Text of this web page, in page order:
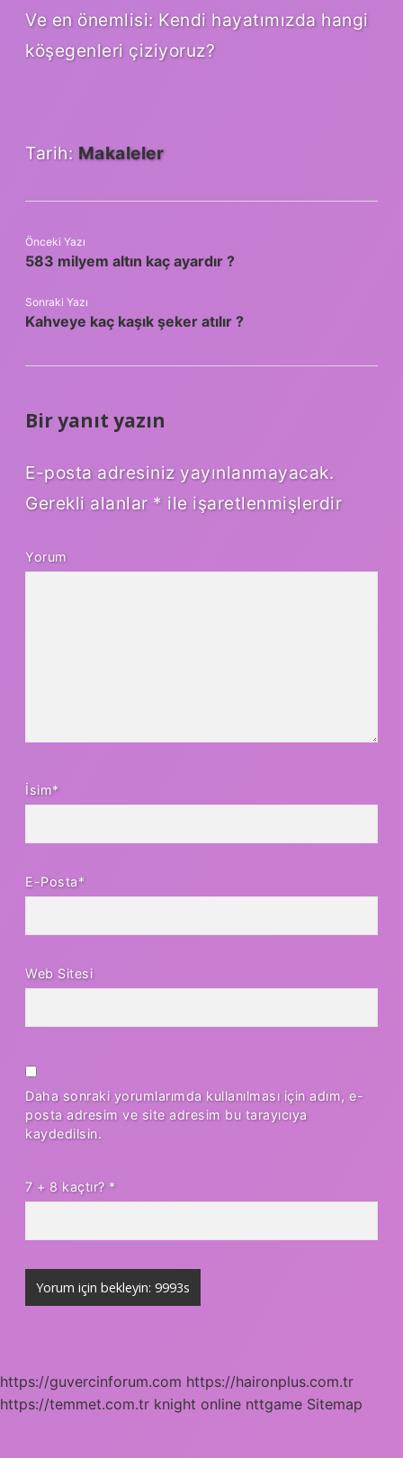
Ve en önemlisi: Kendi hayatımızda hangi
köşegenleri çiziyoruz?
Tarih: Makaleler
Önceki Yazı
583 milyem altın kaç ayardır ?
Sonraki Yazı
Kahveye kaç kaşık şeker atılır ?
Bir yanıt yazın
E-posta adresiniz yayınlanmayacak.
Gerekli alanlar * ile işaretlenmişlerdir
Yorum
İsim*
E-Posta*
Web Sitesi
Daha sonraki yorumlarımda kullanılması için adım, e-
posta adresim ve site adresim bu tarayıcıya
kaydedilsin.
7 + 8 kaçtır? *
https://guvercinforum.com https://haironplus.com.tr
https://temmet.com.tr knight online nttgame Sitemap